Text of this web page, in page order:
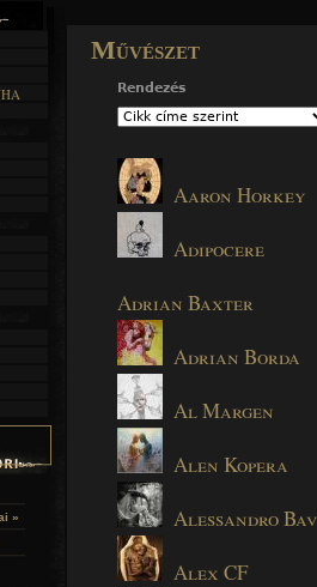
Művészet
Rendezés
Aaron Horkey
Adipocere
Adrian Baxter
Adrian Borda
Al Margen
Alen Kopera
Alessandro
Alex CF
»